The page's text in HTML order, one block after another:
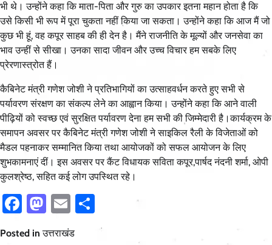
भी थे। उन्होंने कहा कि माता-पिता और गुरु का उपकार इतना महान होता है कि
उसे किसी भी रूप में पूरा चुकता नहीं किया जा सकता। उन्होंने कहा कि आज मैं जो
कुछ भी हूं, वह कपूर साहब की ही देन है। मैंने राजनीति के मूल्यों और जनसेवा का
भाव उन्हीं से सीखा। उनका सादा जीवन और उच्च विचार हम सबके लिए
प्रेरणास्त्रोत हैं।
कैबिनेट मंत्री गणेश जोशी ने प्रतिभागियों का उत्साहवर्धन करते हुए सभी से
पर्यावरण संरक्षण का संकल्प लेने का आह्वान किया। उन्होंने कहा कि आने वाली
पीढ़ियों को स्वच्छ एवं सुरक्षित पर्यावरण देना हम सभी की जिम्मेदारी है।कार्यक्रम के
समापन अवसर पर कैबिनेट मंत्री गणेश जोशी ने साइकिल रैली के विजेताओं को
मैडल पहनाकर सम्मानित किया तथा आयोजकों को सफल आयोजन के लिए
शुभकामनाएं दीं। इस अवसर पर कैंट विधायक सविता कपूर,पार्षद नंदनी शर्मा, ओपी
कुलश्रेष्ठ, सहित कई लोग उपस्थित रहे।
Facebook
Mastodon
EmailShare
Posted inउत्तराखंड